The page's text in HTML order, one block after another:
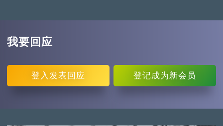
我要回应
登入 发表回应 登记成为新会员